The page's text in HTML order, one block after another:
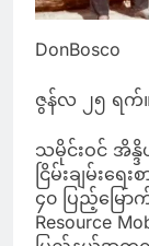
DonBosco
ဇွန်လ ၂၅ ရက်။
သမိုင်းဝင် အိန္
ငြိမ်းချမ်းရ
၄၀ ပြည့်မြေ
Resource